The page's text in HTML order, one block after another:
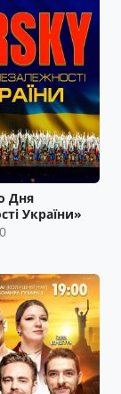
Дня
України»